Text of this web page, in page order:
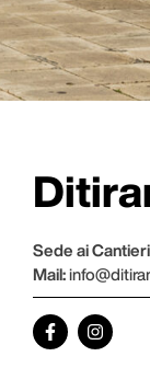
Sede ai
Mail: